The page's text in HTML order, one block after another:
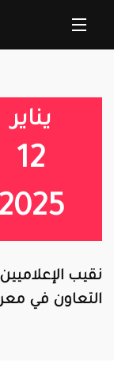
يناير
12
2025
نقيب
التعاون في